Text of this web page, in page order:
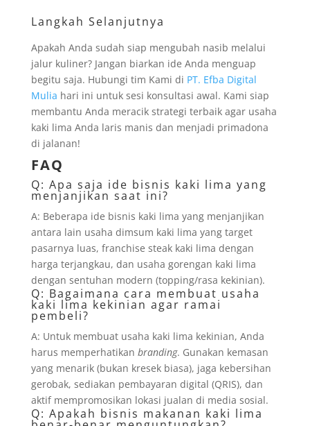
Langkah Selanjutnya
Apakah Anda sudah siap mengubah nasib melalui
jalur kuliner? Jangan biarkan ide Anda menguap
begitu saja. Hubungi tim Kami di PT. Efba Digital
Mulia hari ini untuk sesi konsultasi awal. Kami siap
membantu Anda meracik strategi terbaik agar usaha
kaki lima Anda laris manis dan menjadi primadona
di jalanan!
FAQ
Q: Apa saja ide bisnis kaki lima yang
menjanjikan saat ini?
A: Beberapa ide bisnis kaki lima yang menjanjikan
antara lain usaha dimsum kaki lima yang target
pasarnya luas, franchise steak kaki lima dengan
harga terjangkau, dan usaha gorengan kaki lima
dengan sentuhan modern (topping/rasa kekinian).
Q: Bagaimana cara membuat usaha
kaki lima kekinian agar ramai
pembeli?
A: Untuk membuat usaha kaki lima kekinian, Anda
harus memperhatikan branding. Gunakan kemasan
yang menarik (bukan kresek biasa), jaga kebersihan
gerobak, sediakan pembayaran digital (QRIS), dan
aktif mempromosikan lokasi jualan di media sosial.
Q: Apakah bisnis makanan kaki lima